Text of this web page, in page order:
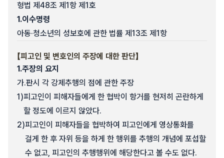
형법 제48조 제1항 제1호
1.이수명령
아동·청소년의 성보호에 관한 법률 제13조 제1항
【피고인 및 변호인의 주장에 대한 판단】
1.주장의 요지
가.판시 각 강제추행의 점에 관한 주장
1)피고인이 피해자들에게 한 협박이 항거를 현저히 곤란하게
할 정도에 이르지 않았다.
2)피고인이 피해자들을 협박하여 피고인에게 영상통화를
걸게 한 후 자위 등을 하게 한 행위를 추행의 개념에 포섭할
수 없고, 피고인의 추행행위에 해당한다고 볼 수도 없다.